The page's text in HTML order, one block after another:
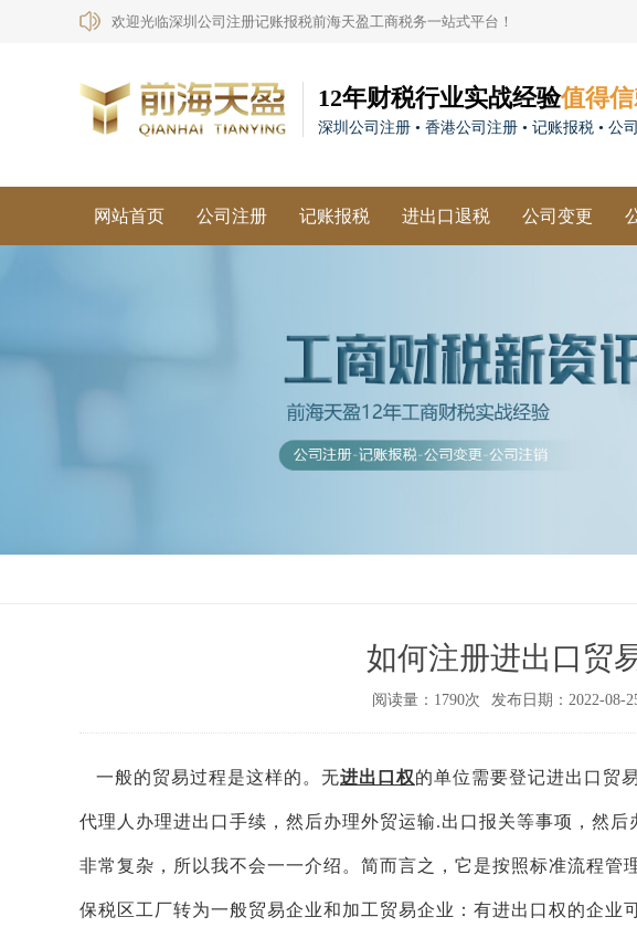
欢迎光临深圳公司注册记账报税前海天盈工商税务一站式平台！
12年财税行业实战经验值得
深圳公司注册 • 香港公司注册 • 记账报税 • 公
网站首页 公司注册 记账报税 进出口退税 公司变更
如何注册进出口贸
阅读量：1790次 发布日期：2022-08-
一般的贸易过程是这样的。无进出口权的单位需要登记进出口贸
代理人办理进出口手续，然后办理外贸运输.出口报关等事项，然后
非常复杂，所以我不会一一介绍。简而言之，它是按照标准流程管
保税区工厂转为一般贸易企业和加工贸易企业：有进出口权的企业